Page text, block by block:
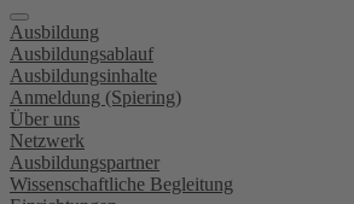
Ausbildung
Ausbildungsablauf
Ausbildungsinhalte
Anmeldung (Spiering)
Über uns
Netzwerk
Ausbildungspartner
Wissenschaftliche Begleitung